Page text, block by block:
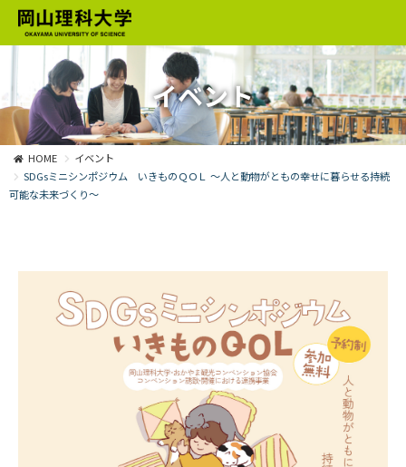
イベント
HOME
イベント
SDGsミニシンポジウム いきものＱＯＬ ～人と動物がともの幸せに暮らせる持続
可能な未来づくり～